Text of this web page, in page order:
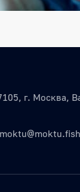
г. Москва,